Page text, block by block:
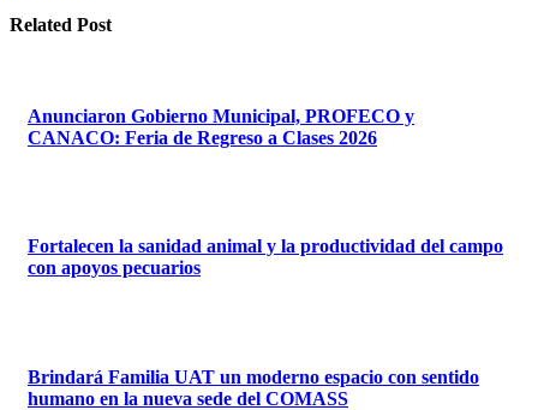
Related Post
Anunciaron Gobierno Municipal, PROFECO y
CANACO: Feria de Regreso a Clases 2026
Fortalecen la sanidad animal y la productividad del campo
con apoyos pecuarios
Brindará Familia UAT un moderno espacio con sentido
humano en la nueva sede del COMASS